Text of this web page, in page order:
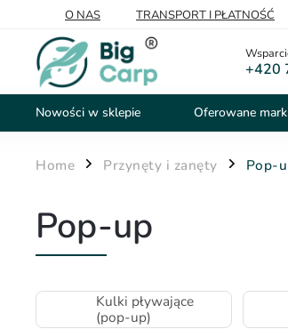
O NAS TRANSPORT I PŁATNOŚĆ
+420
Nowości w sklepie Oferowane
Home / Przynęty i zanęty / Pop-
Pop-up
Kulki pływające
(pop-up)